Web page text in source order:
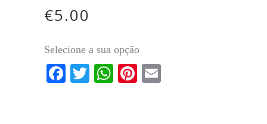
€5.00
Selecione a sua opção
Facebook
TwitterWhatsApp
Pinterest